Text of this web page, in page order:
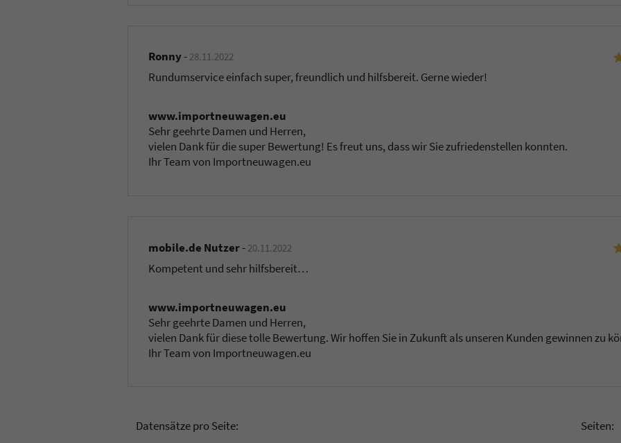
Ronny- 28.11.2022
Rundumservice einfach super, freundlich und hilfsbereit. Gerne wieder!
www.importneuwagen.eu
Sehr geehrte Damen und Herren,
vielen Dank für die super Bewertung! Es freut uns, dass wir Sie zufriedenstellen konnten.
Ihr Team von Importneuwagen.eu
mobile.de Nutzer- 20.11.2022
Kompetent und sehr hilfsbereit…
www.importneuwagen.eu
Sehr geehrte Damen und Herren,
vielen Dank für diese tolle Bewertung. Wir hoffen Sie in Zukunft als unseren Kunden gewinnen zu
Ihr Team von Importneuwagen.eu
Datensätze pro Seite: Seiten: